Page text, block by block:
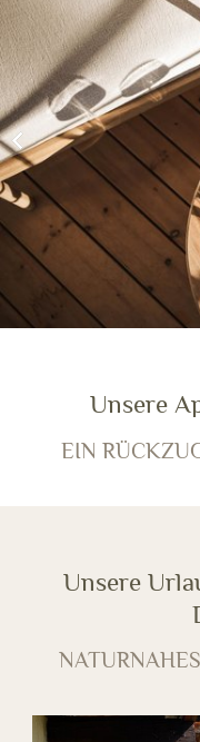
Unsere
EIN
Unsere